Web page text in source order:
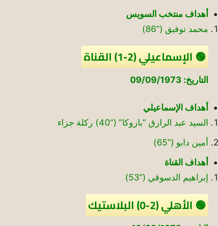
أهداف منتخب السويس
محمد توفيق (“86)
🟢 الإسماعيلي (2-1) القناة
التاريخ: 09/09/1973
أهداف الإسماعيلي
السيد عبد الرازق “بازوكا” (“40) ركلة جزاء
أمين دابو (“65)
أهداف القناة
إبراهيم الدسوقي (“53)
🟢 الأهلي (2-0) البلاستيك